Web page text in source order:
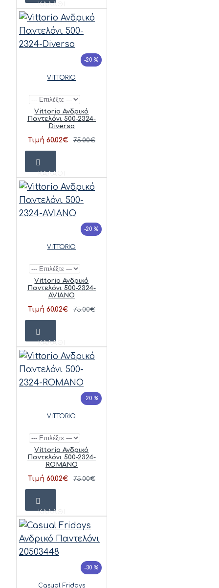
ΚΑΛΆΘΙ
-20 %
VITTORIO
Vittorio Ανδρικό
Παντελόνι 500-2324-
Diverso
Τιμή 60.02€ 75.00€
ΚΑΛΆΘΙ
-20 %
VITTORIO
Vittorio Ανδρικό
Παντελόνι 500-2324-
AVIANO
Τιμή 60.02€ 75.00€
ΚΑΛΆΘΙ
-20 %
VITTORIO
Vittorio Ανδρικό
Παντελόνι 500-2324-
ROMANO
Τιμή 60.02€ 75.00€
ΚΑΛΆΘΙ
-30 %
Casual Fridays